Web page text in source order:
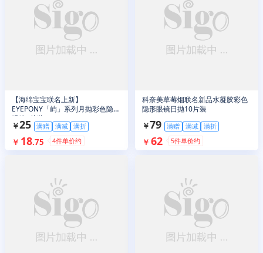
【海绵宝宝联名上新】
EYEPONY「屿」系列月抛彩色隐形
眼镜1片装
￥25 满赠 满减 满折
￥ 18.75 4件单价约
科奈美草莓烟联名新品水凝胶彩色
隐形眼镜日抛10片装
￥79 满赠 满减 满折
￥ 62 5件单价约